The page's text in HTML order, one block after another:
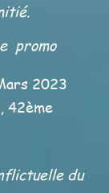
promo
2023
42ème
du